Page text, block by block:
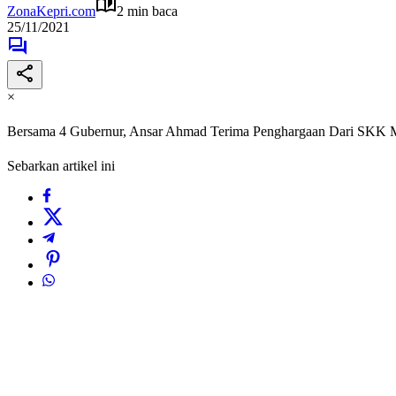
ZonaKepri.com
2 min baca
25/11/2021
×
Bersama 4 Gubernur, Ansar Ahmad Terima Penghargaan Dari SKK
Sebarkan artikel ini